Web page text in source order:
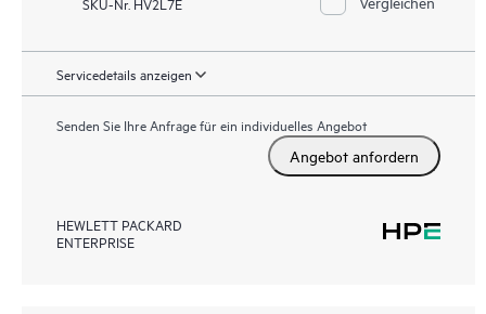
Servicedetails anzeigen
Senden Sie Ihre Anfrage für ein individuelles Angebot
Angebot anfordern
HEWLETT PACKARD
ENTERPRISE